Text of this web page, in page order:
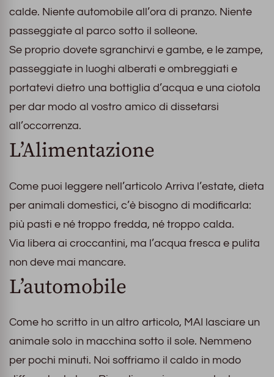
calde. Niente automobile all’ora di pranzo. Niente
passeggiate al parco sotto il solleone.
Se proprio dovete sgranchirvi e gambe, e le zampe,
passeggiate in luoghi alberati e ombreggiati e
portatevi dietro una bottiglia d’acqua e una ciotola
per dar modo al vostro amico di dissetarsi
all’occorrenza.
L’Alimentazione
Come puoi leggere nell’articolo Arriva l’estate, dieta
per animali domestici, c’è bisogno di modificarla:
più pasti e né troppo fredda, né troppo calda.
Via libera ai croccantini, ma l’acqua fresca e pulita
non deve mai mancare.
L’automobile
Come ho scritto in un altro articolo, MAI lasciare un
animale solo in macchina sotto il sole. Nemmeno
per pochi minuti. Noi soffriamo il caldo in modo